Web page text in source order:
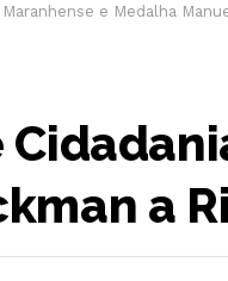
e Medalha
a